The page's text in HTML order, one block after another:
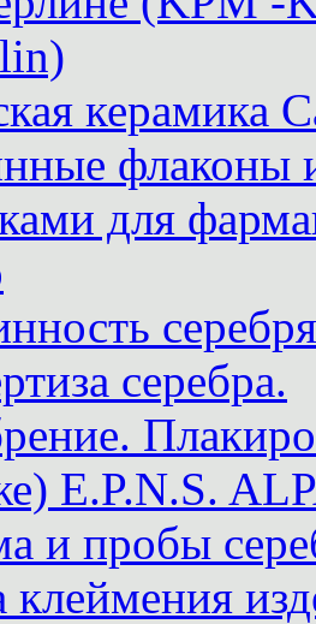
керамика
флаконы
для
серебра.
E.P.N.S.
и пробы
клеймения